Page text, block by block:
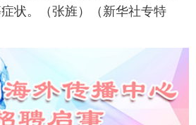
状。（张旌）（新华社专特